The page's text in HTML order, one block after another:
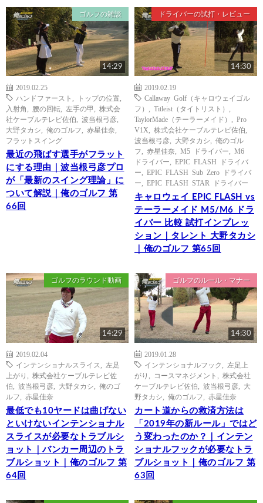
ゴルフの雑談
14:29
2019.02.25
ハンドファースト
トップの位置
入射角
腰の回転 左手の甲
株式会
社ケーブルテレビ佐伯
波当根弓彦
大野タカシ
俺のゴルフ 赤星佳奈
フラットスイング
最近の飛ばす選手がフラット
にする理由｜波当根弓彦プロ
が「最新のスイング理論」に
ついて解説｜俺のゴルフ 第
66回
ドライバーの試打・レビュー
14:30
2019.02.19
Callaway Golf（キャロウェイゴル
フ）
Titleist（タイトリスト）
TaylorMade（テーラーメイド）
Pro
V1X
株式会社ケーブルテレビ佐伯
波当根弓彦
大野タカシ
俺のゴル
フ
赤星佳奈 M5 ドライバー
M6
ドライバー
EPIC FLASH ドライバ
ー
EPIC FLASH Sub Zero ドライバ
ー
EPIC FLASH STAR ドライバー
キャロウェイ EPIC FLASH vs
テーラーメイド M5/M6 ドラ
イバー 比較 試打インプレッ
ション｜タレント 大野タカシ
｜俺のゴルフ 第65回
ゴルフのラウンド動画
14:29
2019.02.04
インテンショナルスライス
左足
上がり
株式会社ケーブルテレビ佐
伯
波当根弓彦 大野タカシ
俺のゴ
ルフ
赤星佳奈
最低でも10ヤードは曲げない
といけないインテンショナル
スライスが必要なトラブルシ
ョット｜バンカー周辺のトラ
ブルショット｜俺のゴルフ 第
64回
ゴルフのルール・マナー
14:30
2019.01.28
インテンショナルフック
左足上
がり
コースマネジメント
株式会社
ケーブルテレビ佐伯
波当根弓彦
大
野タカシ
俺のゴルフ 赤星佳奈
カート道からの救済方法は
「2019年の新ルール」ではど
う変わったのか？｜インテン
ショナルフックが必要なトラ
ブルショット｜俺のゴルフ 第
63回